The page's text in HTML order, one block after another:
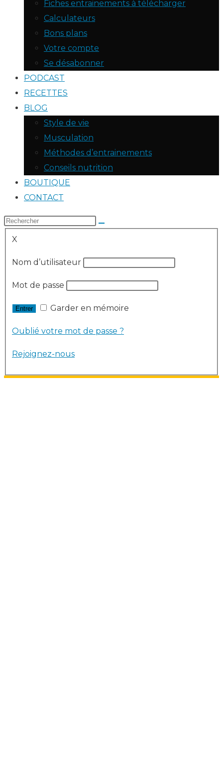
Fiches entrainements à télécharger
Calculateurs
Bons plans
Votre compte
Se désabonner
PODCAST
RECETTES
BLOG
Style de vie
Musculation
Méthodes d’entrainements
Conseils nutrition
BOUTIQUE
CONTACT
X
Nom d’utilisateur
Mot de passe
Garder en mémoire
Oublié votre mot de passe ?
Rejoignez-nous